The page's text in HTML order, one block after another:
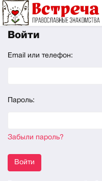
Войти
Email или телефон:
Пароль:
Забыли пароль?
Войти